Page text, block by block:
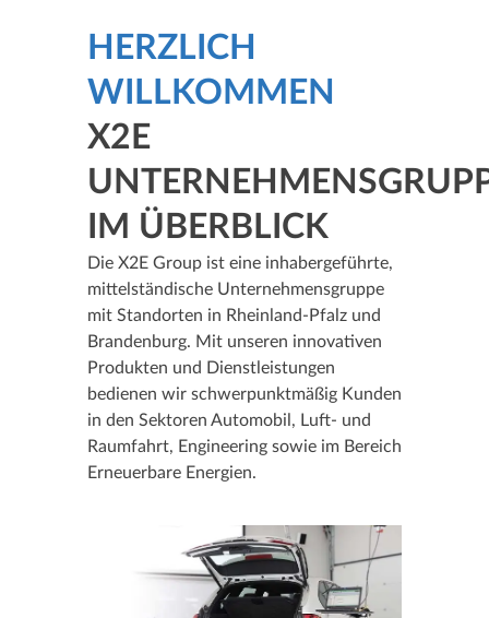
HERZLICH
WILLKOMMEN
X2E
IM ÜBERBLICK
Die X2E Group ist eine inhabergeführte,
mittelständische Unternehmensgruppe
mit Standorten in Rheinland-Pfalz und
Brandenburg. Mit unseren innovativen
Produkten und Dienstleistungen
bedienen wir schwerpunktmäßig Kunden
in den Sektoren Automobil, Luft- und
Raumfahrt, Engineering sowie im Bereich
Erneuerbare Energien.